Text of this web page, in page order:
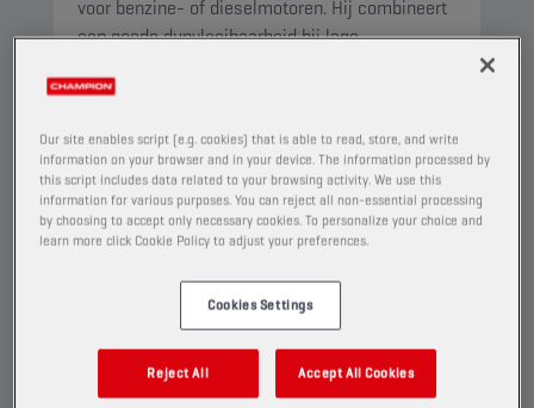
voor benzine- of dieselmotoren. Hij combineert
een goede dunvloeibaarheid bij lage
behoud van uitstekende reinigende en
Bekijk
MOTOROLIËN
Our site enables script (e.g. cookies) that is able to read, store, and write
information on your browser and in your device. The information processed by
this script includes data related to your browsing activity. We use this
information for various purposes. You can reject all non-essential processing
by choosing to accept only necessary cookies. To personalize your choice and
learn more click Cookie Policy to adjust your preferences.
Cookies Settings
Reject All Accept All Cookies